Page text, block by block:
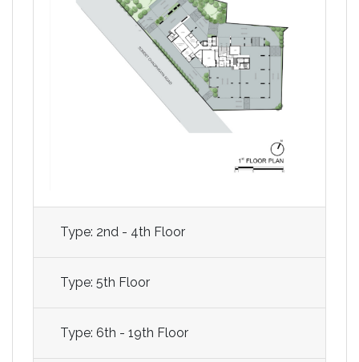
Type: 2nd - 4th Floor
Type: 5th Floor
Type: 6th - 19th Floor